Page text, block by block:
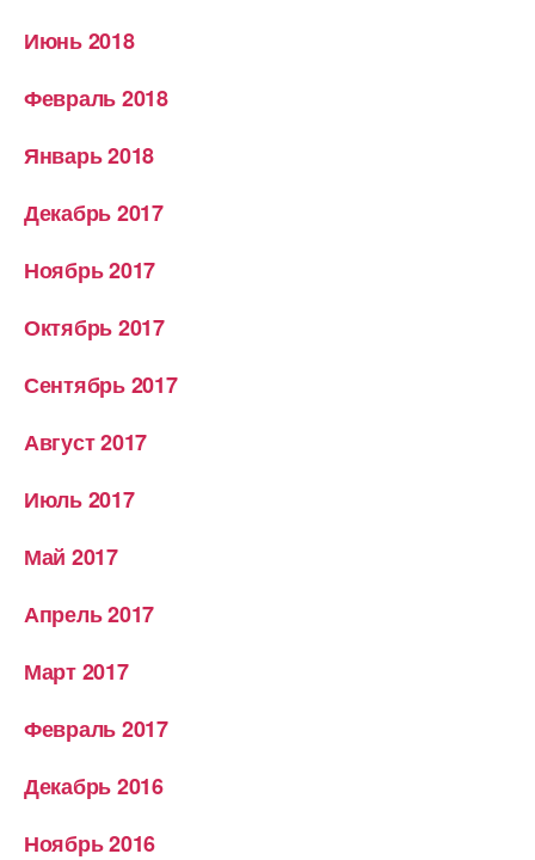
Июнь 2018
Февраль 2018
Январь 2018
Декабрь 2017
Ноябрь 2017
Октябрь 2017
Сентябрь 2017
Август 2017
Июль 2017
Май 2017
Апрель 2017
Март 2017
Февраль 2017
Декабрь 2016
Ноябрь 2016